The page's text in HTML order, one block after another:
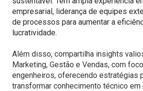
empresarial, liderança de equipes
de processos para aumentar a
lucratividade.
Além disso, compartilha insights
Marketing, Gestão e Vendas, com
engenheiros, oferecendo estratégias
transformar conhecimento técnico